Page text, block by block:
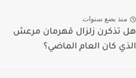
منذ بضع سنوات
هل تذكرن زلزال قهرمان مرعش
الذي كان العام الماضي؟